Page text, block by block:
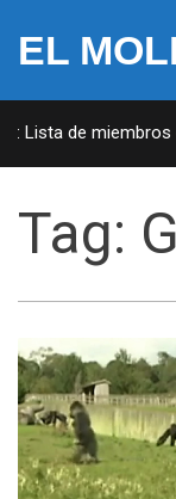
EL
Lista de miembros
Tag: